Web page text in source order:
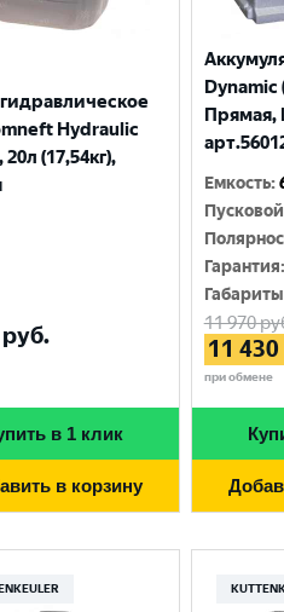
Hydraulic
20л (17,54кг),
руб.
в 1 клик
в корзину
Dynamic
Прямая,
Емкость:
Гарантия:
Габариты
11 970
11 430
при обмене